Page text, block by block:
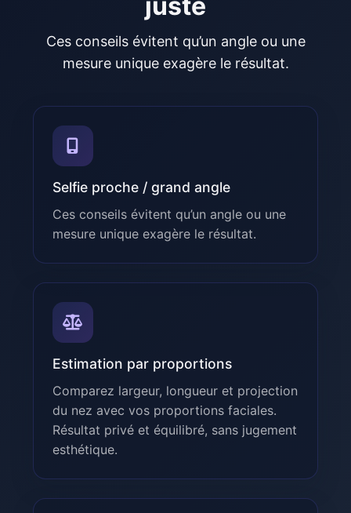
Ces conseils évitent qu’un angle ou une
mesure unique exagère le résultat.
Selfie proche / grand angle
Ces conseils évitent qu’un angle ou une
mesure unique exagère le résultat.
Estimation par proportions
Comparez largeur, longueur et projection
du nez avec vos proportions faciales.
Résultat privé et équilibré, sans jugement
esthétique.